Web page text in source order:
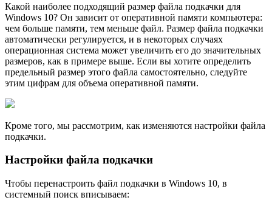
Какой наиболее подходящий размер файла подкачки для
Windows 10? Он зависит от оперативной памяти компьютера:
чем больше памяти, тем меньше файл. Размер файла подкачки
автоматически регулируется, и в некоторых случаях
операционная система может увеличить его до значительных
размеров, как в примере выше. Если вы хотите определить
предельный размер этого файла самостоятельно, следуйте
этим цифрам для объема оперативной памяти.
Кроме того, мы рассмотрим, как изменяются настройки файла
подкачки.
Настройки файла подкачки
Чтобы перенастроить файл подкачки в Windows 10, в
системный поиск вписываем: